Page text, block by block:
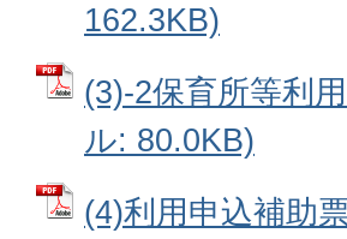
162.3KB)
(3)-2保育所等利
ル: 80.0KB)
(4)利用申込補助